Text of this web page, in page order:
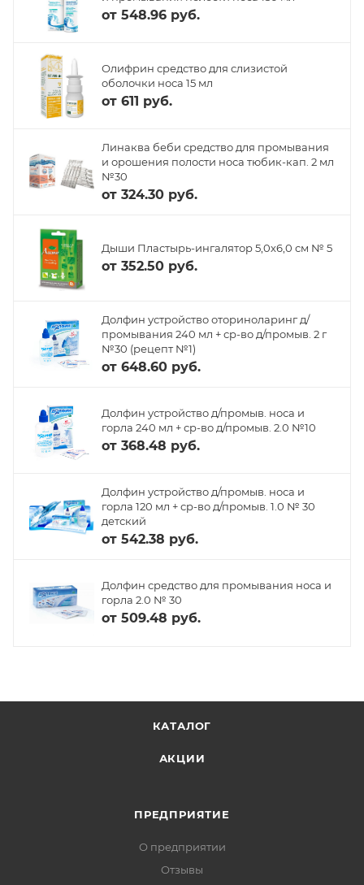
от 548.96 руб.
Олифрин средство для слизистой
оболочки носа 15 мл
от 611 руб.
Линаква беби средство для промывания
и орошения полости носа тюбик-кап. 2 мл
№30
от 324.30 руб.
Дыши Пластырь-ингалятор 5,0х6,0 см № 5
от 352.50 руб.
Долфин устройство оториноларинг д/
промывания 240 мл + ср-во д/промыв. 2 г
№30 (рецепт №1)
от 648.60 руб.
Долфин устройство д/промыв. носа и
горла 240 мл + ср-во д/промыв. 2.0 №10
от 368.48 руб.
Долфин устройство д/промыв. носа и
горла 120 мл + ср-во д/промыв. 1.0 № 30
детский
от 542.38 руб.
Долфин средство для промывания носа и
горла 2.0 № 30
от 509.48 руб.
КАТАЛОГ
АКЦИИ
ПРЕДПРИЯТИЕ
О предприятии
Отзывы